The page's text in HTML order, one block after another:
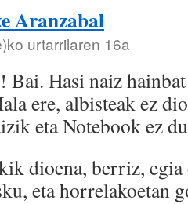
Aranzabal
urtarrilaren 16a
Bai. Hasi naiz
ere, albisteak ez
eta Notebook ez
dioena, berriz,
eta horrelakoetan